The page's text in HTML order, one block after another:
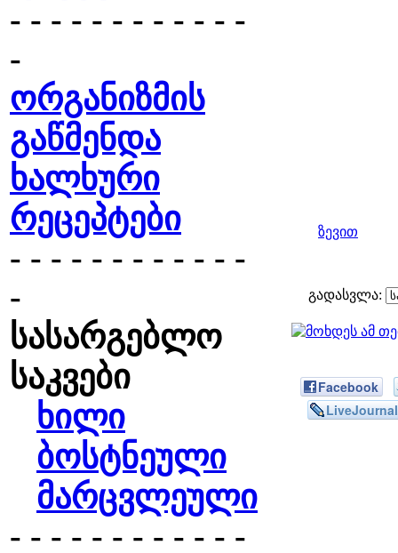
- - - - - - - - - - - -
-
ორგანიზმის
გაწმენდა
ხალხური
რეცეპტები
- - - - - - - - - - - -
-
სასარგებლო
საკვები
ხილი
ბოსტნეული
მარცვლეული
- - - - - - - - - - - -
ზევით
გადასვლა:
Facebook
LiveJournal